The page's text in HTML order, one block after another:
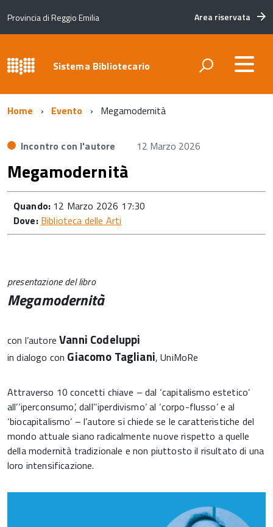
Provincia di Reggio Emilia Area riservata
Sistema Bibliotecario
Home Evento Megamodernità
Incontro con l'autore 12 Marzo 2026
Megamodernità
Quando: 12 Marzo 2026 17:30
Dove: Biblioteca delle Arti
presentazione del libro
Megamodernità
con l’autoreVanni Codeluppi
in dialogo con Giacomo Tagliani, UniMoRe
Attraverso 10 concetti chiave – dal ‘capitalismo estetico’
all’‘iperconsumo’, dall’‘iperdivismo’ al ‘corpo-flusso’ e al
‘biocapitalismo’ – l’autore si chiede se le caratteristiche del
mondo attuale siano radicalmente nuove rispetto a quelle
della modernità tradizionale e non piuttosto il risultato di una
loro intensificazione.